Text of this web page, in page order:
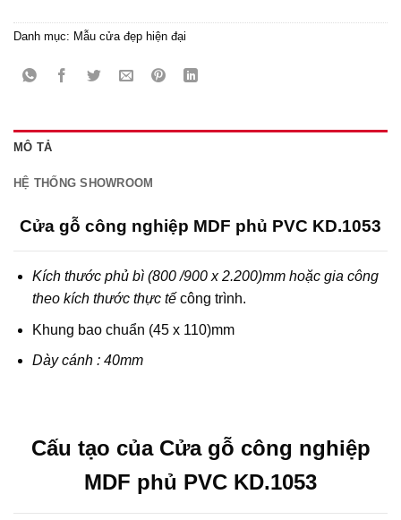
Danh mục: Mẫu cửa đẹp hiện đại
MÔ TẢ
HỆ THỐNG SHOWROOM
Cửa gỗ công nghiệp MDF phủ PVC KD.1053
Kích thước phủ bì (800 /900 x 2.200)mm hoặc gia công
theo kích thước thực tế công trình.
Khung bao chuẩn (45 x 110)mm
Dày cánh : 40mm
Cấu tạo của Cửa gỗ công nghiệp
MDF phủ PVC KD.1053